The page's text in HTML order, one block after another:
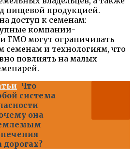
пищевой продукцией.
доступ к семенам:
компании-
ГМО могут ограничивать
семенам и технологиям, что
повлиять на малых
Что
система
она
дорогах?